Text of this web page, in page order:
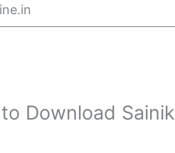
Download Sainik